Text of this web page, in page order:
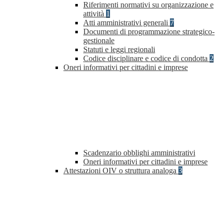
Riferimenti normativi su organizzazione e
attività 1
Atti amministrativi generali 7
Documenti di programmazione strategico-
gestionale
Statuti e leggi regionali
Codice disciplinare e codice di condotta 2
Oneri informativi per cittadini e imprese
Scadenzario obblighi amministrativi
Oneri informativi per cittadini e imprese
Attestazioni OIV o struttura analoga 3